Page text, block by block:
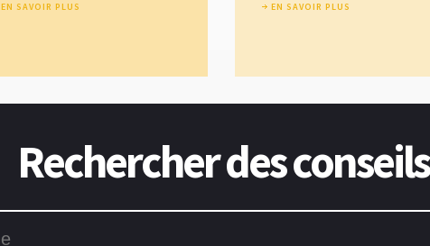
EN SAVOIR PLUS EN SAVOIR PLUS
Rechercher des conseils